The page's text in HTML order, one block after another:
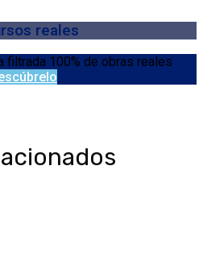
reales
filtrada 100% de obras reales